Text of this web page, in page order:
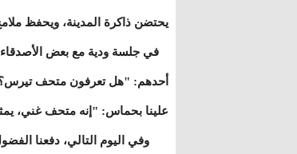
يحتضن ذاكرة المدينة، ويحفظ
في جلسة ودية مع بعض الأصدقاء
أحدهم: "هل تعرفون متحف تيرس؟"
علينا بحماس: "إنه متحف غني،
وفي اليوم التالي، دفعنا